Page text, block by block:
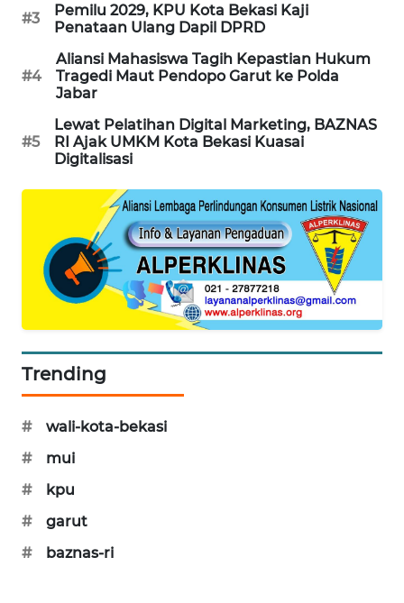
#3
Pemilu 2029, KPU Kota Bekasi Kaji
Penataan Ulang Dapil DPRD
#4
Aliansi Mahasiswa Tagih Kepastian Hukum
Tragedi Maut Pendopo Garut ke Polda
Jabar
#5
Lewat Pelatihan Digital Marketing, BAZNAS
RI Ajak UMKM Kota Bekasi Kuasai
Digitalisasi
Trending
#
wali-kota-bekasi
#
mui
#
kpu
#
garut
#
baznas-ri